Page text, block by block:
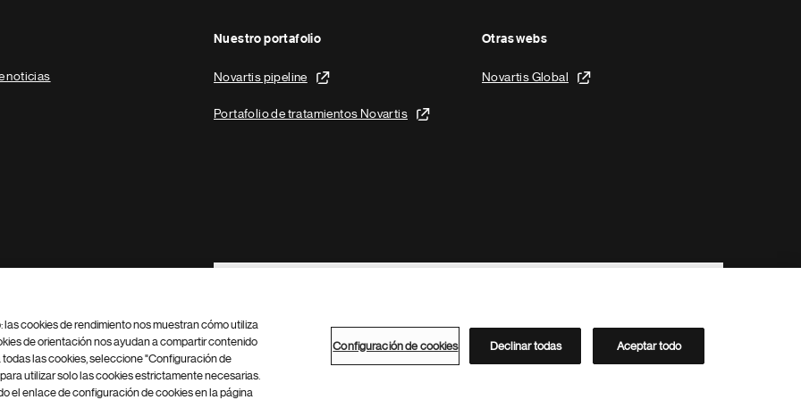
noticias
Nuestro portafolio
Novartis pipeline
Portafolio de tratamientos Novartis
Otras webs
Novartis Global
Footer Site Search
Configuración de cookies Mapa del sitio
Directorio de Novartis
cookies de rendimiento nos muestran cómo utiliza
de orientación nos ayudan a compartir contenido
las cookies, seleccione "Configuración de
utilizar solo las cookies estrictamente necesarias.
el enlace de configuración de cookies en la página
Configuración de cookies Declinar todas Aceptar todo